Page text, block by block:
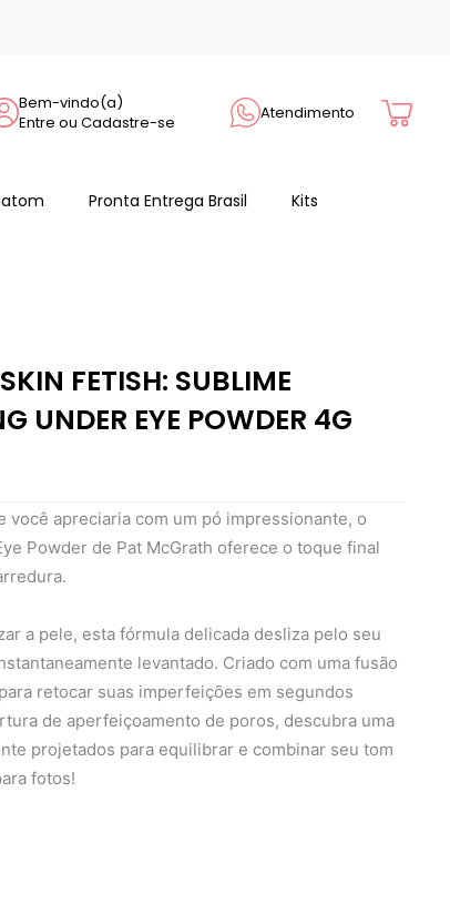
Bem-vindo(a)
Entre ou Cadastre-se
Atendimento Cart
Pronta Entrega Brasil Kits
FETISH: SUBLIME
UNDER EYE POWDER 4G
você apreciaria com um pó impressionante, o
Powder de Pat McGrath oferece o toque final
a pele, esta fórmula delicada desliza pelo seu
levantado. Criado com uma fusão
retocar suas imperfeições em segundos
de aperfeiçoamento de poros, descubra uma
projetados para equilibrar e combinar seu tom
fotos!